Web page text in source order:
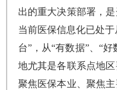
出的重大决策部署，
当前医保信息化已处于
台”，从“有数据”、“
地尤其是各联系点地
聚焦医保本业、聚焦